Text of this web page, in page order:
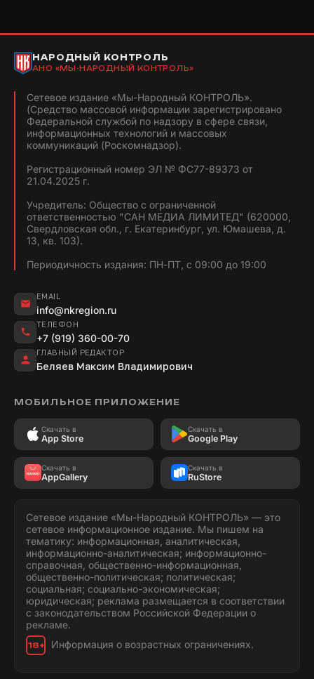
НАРОДНЫЙ КОНТРОЛЬ
АНО «МЫ-НАРОДНЫЙ КОНТРОЛЬ»
Сетевое издание «Мы-Народный КОНТРОЛЬ».
(Средство массовой информации зарегистрировано
Федеральной службой по надзору в сфере связи,
информационных технологий и массовых
коммуникаций (Роскомнадзор).
Регистрационный номер ЭЛ № ФС77-89373 от
21.04.2025 г.
Учредитель: Общество с ограниченной
ответственностью "САН МЕДИА ЛИМИТЕД" (620000,
Свердловская обл., г. Екатеринбург, ул. Юмашева, д.
13, кв. 103).
Периодичность издания: ПН-ПТ, с 09:00 до 19:00
EMAIL
info@nkregion.ru
ТЕЛЕФОН
+7 (919) 360-00-70
ГЛАВНЫЙ РЕДАКТОР
Беляев Максим Владимирович
МОБИЛЬНОЕ ПРИЛОЖЕНИЕ
Скачать в
App Store
Скачать в
Google Play
Скачать в
AppGallery
Скачать в
RuStore
Сетевое издание «Мы-Народный КОНТРОЛЬ» — это
сетевое информационное издание. Мы пишем на
тематику: информационная, аналитическая,
информационно-аналитическая; информационно-
справочная, общественно-информационная,
общественно-политическая; политическая;
социальная; социально-экономическая;
юридическая; реклама размещается в соответствии
с законодательством Российской Федерации о
рекламе.
18+ Информация о возрастных ограничениях.